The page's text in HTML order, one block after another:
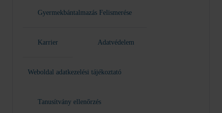
Gyermekbántalmazás Felismerése
Karrier Adatvédelem
Weboldal adatkezelési tájékoztató
Tanusítvány ellenőrzés